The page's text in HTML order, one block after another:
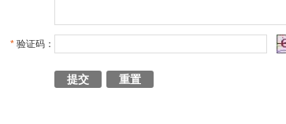
* 验证码：